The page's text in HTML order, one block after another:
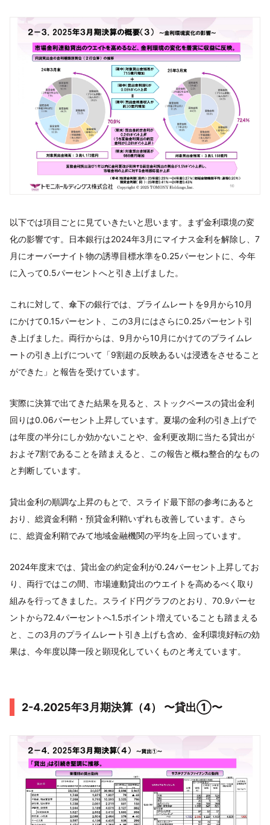
以下では項目ごとに見ていきたいと思います。まず金利環境の変
化の影響です。日本銀行は2024年3月にマイナス金利を解除し、7
月にオーバーナイト物の誘導目標水準を0.25パーセントに、今年
に入って0.5パーセントへと引き上げました。
これに対して、傘下の銀行では、プライムレートを9月から10月
にかけて0.15パーセント、この3月にはさらに0.25パーセント引
き上げました。両行からは、9月から10月にかけてのプライムレ
ートの引き上げについて「9割超の反映あるいは浸透をさせること
ができた」と報告を受けています。
実際に決算で出てきた結果を見ると、ストックベースの貸出金利
回りは0.06パーセント上昇しています。夏場の金利の引き上げで
は年度の半分にしか効かないことや、金利更改期に当たる貸出が
およそ7割であることを踏まえると、この報告と概ね整合的なもの
と判断しています。
貸出金利の順調な上昇のもとで、スライド最下部の参考にあると
おり、総資金利鞘・預貸金利鞘いずれも改善しています。さら
に、総資金利鞘でみて地域金融機関の平均を上回っています。
2024年度末では、貸出金の約定金利が0.24パーセント上昇してお
り、両行ではこの間、市場連動貸出のウエイトを高めるべく取り
組みを行ってきました。スライド円グラフのとおり、70.9パーセ
ントから72.4パーセントへ1.5ポイント増えていることも踏まえる
と、この3月のプライムレート引き上げも含め、金利環境好転の効
果は、今年度以降一段と顕現化していくものと考えています。
2-4.2025年3月期決算（4） 〜貸出①〜